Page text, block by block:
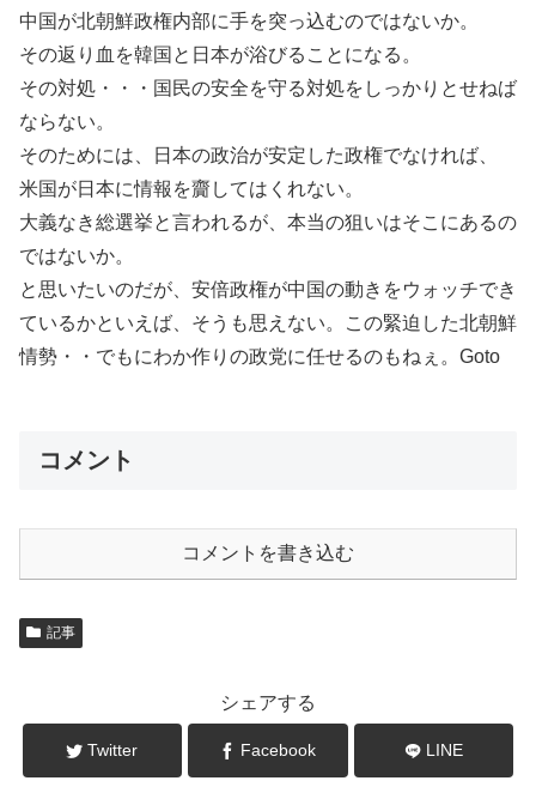
中国が北朝鮮政権内部に手を突っ込むのではないか。
その返り血を韓国と日本が浴びることになる。
その対処・・・国民の安全を守る対処をしっかりとせねば
ならない。
そのためには、日本の政治が安定した政権でなければ、
米国が日本に情報を齎してはくれない。
大義なき総選挙と言われるが、本当の狙いはそこにあるの
ではないか。
と思いたいのだが、安倍政権が中国の動きをウォッチでき
ているかといえば、そうも思えない。この緊迫した北朝鮮
情勢・・でもにわか作りの政党に任せるのもねぇ。Goto
コメント
コメントを書き込む
記事
シェアする
Twitter Facebook LINE